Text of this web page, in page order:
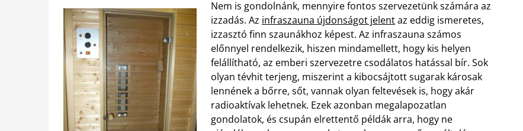
Nem is gondolnánk, mennyire fontos szervezetünk számára az
izzadás. Az infraszauna újdonságot jelentaz eddig ismeretes,
izzasztó finn szaunákhoz képest. Az infraszauna számos
előnnyel rendelkezik, hiszen mindamellett, hogy kis helyen
felállítható, az emberi szervezetre csodálatos hatással bír. Sok
olyan tévhit terjeng, miszerint a kibocsájtott sugarak károsak
lennének a bőrre, sőt, vannak olyan feltevések is, hogy akár
radioaktívak lehetnek. Ezek azonban megalapozatlan
gondolatok, és csupán elrettentő példák arra, hogy ne